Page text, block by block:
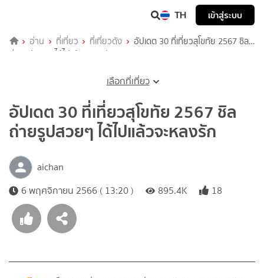
TH เข้าสู่ระบบ
อ่าน ที่เที่ยว ที่เที่ยวดัง
อัปเดต 30 ที่เที่ยวสุโขทัย 2567 ชิล
ถ่ายรูปสวยๆ ได้ไปแล้วจะหลงรัก
เลือกที่เที่ยว
อัปเดต 30 ที่เที่ยวสุโขทัย 2567 ชิล
ถ่ายรูปสวยๆ ได้ไปแล้วจะหลงรัก
aichan
6 พฤศจิกายน 2566 ( 13:20 )
895.4K 18